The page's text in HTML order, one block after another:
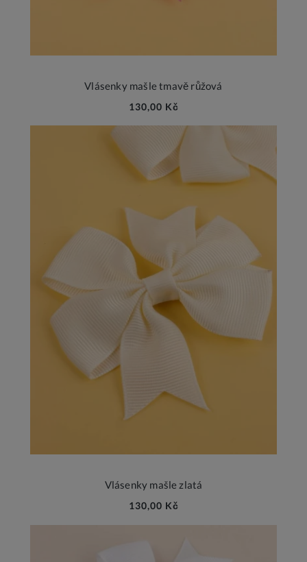
Vlásenky mašle tmavě růžová
130,00 Kč
Vlásenky mašle zlatá
130,00 Kč